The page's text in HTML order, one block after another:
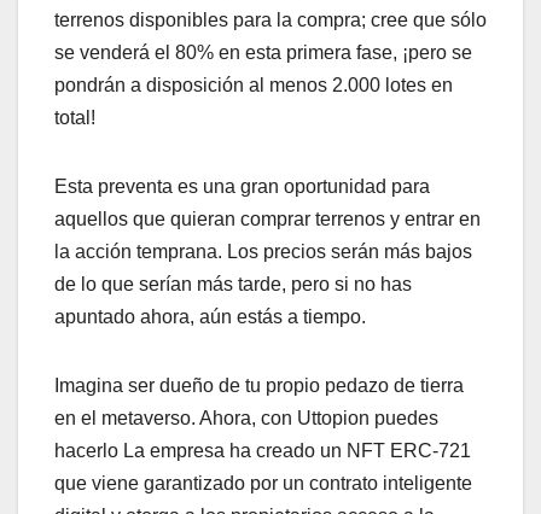
terrenos disponibles para la compra; cree que sólo
se venderá el 80% en esta primera fase, ¡pero se
pondrán a disposición al menos 2.000 lotes en
total!
Esta preventa es una gran oportunidad para
aquellos que quieran comprar terrenos y entrar en
la acción temprana. Los precios serán más bajos
de lo que serían más tarde, pero si no has
apuntado ahora, aún estás a tiempo.
Imagina ser dueño de tu propio pedazo de tierra
en el metaverso. Ahora, con Uttopion puedes
hacerlo La empresa ha creado un NFT ERC-721
que viene garantizado por un contrato inteligente